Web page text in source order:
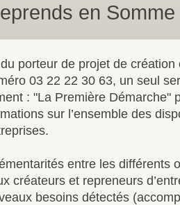
en
porteur de projet de création
03 22 22 30 63, un seul
: "La Première Démarche"
sur l’ensemble des
entre les différents
créateurs et repreneurs
besoins détectés